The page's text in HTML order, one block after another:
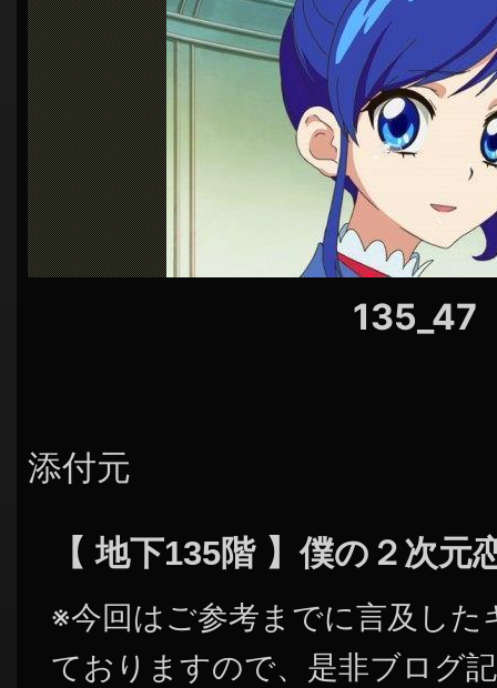
ビ
ゲ
ー
シ
ョ
ン
135_47
添付元
【 地下135階 】僕の２次
※今回はご参考までに言及した
ておりますので、是非ブログ